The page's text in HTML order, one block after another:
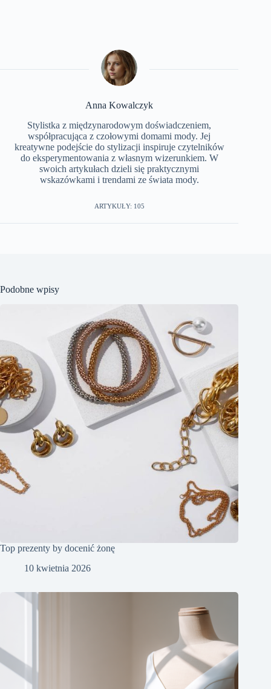
Anna Kowalczyk
Stylistka z międzynarodowym doświadczeniem,
współpracująca z czołowymi domami mody. Jej
kreatywne podejście do stylizacji inspiruje czytelników
do eksperymentowania z własnym wizerunkiem. W
swoich artykułach dzieli się praktycznymi
wskazówkami i trendami ze świata mody.
ARTYKUŁY: 105
Podobne wpisy
Top prezenty by docenić żonę
10 kwietnia 2026